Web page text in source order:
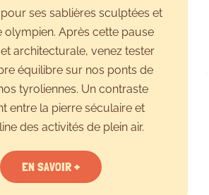
ses sablières sculptées et
olympien. Après cette pause
architecturale, venez tester
équilibre sur nos ponts de
tyroliennes. Un contraste
entre la pierre séculaire et
des activités de plein air.
EN SAVOIR +